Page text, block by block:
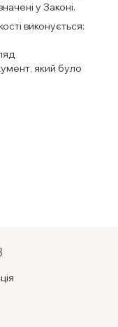
у Законі.
виконується:
який було